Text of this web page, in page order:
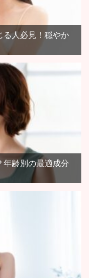
る人必見！穏やか
年齢別の最適成分